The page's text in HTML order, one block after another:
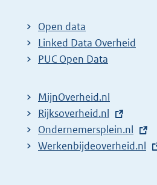
t
e
r
l
i
n
k
Open data
Linked Data Overheid
PUC Open Data
MijnOverheid.nl
E
x
t
Rijksoverheid.nl
E
x
Ondernemersplein.nl
E
Werkenbijdeoverheid.nl